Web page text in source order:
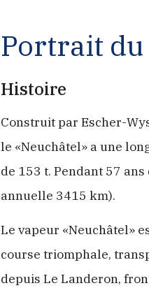
Portrait
Histoire
Construit par Escher-
le «Neuchâtel» a une
de 153 t. Pendant 57
annuelle 3415 km).
Le vapeur «Neuchâtel»
course triomphale,
depuis Le Landeron,